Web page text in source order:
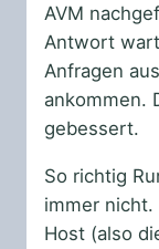
AVM
Antwort
Anfragen
ankommen.
gebessert.
So richtig
immer nicht.
Host (also